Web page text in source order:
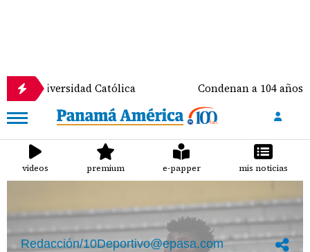
Condenan a 104 años de prisión a
videos premium e-papper mis noticias
Redacción/10Deportivo@epasa.com